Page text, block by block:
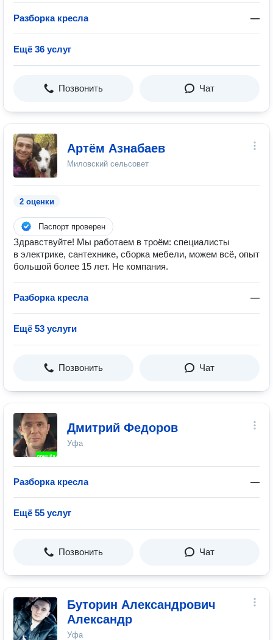
Разборка кресла —
Ещё 36 услуг
Позвонить Чат
Артём Азнабаев
Миловский сельсовет
2 оценки
Паспорт проверен
Здравствуйте! Мы работаем в троём: специалисты
в электрике, сантехнике, сборка мебели, можем всё, опыт
большой более 15 лет. Не компания.
Разборка кресла —
Ещё 53 услуги
Позвонить Чат
Дмитрий Федоров
Уфа
Разборка кресла —
Ещё 55 услуг
Позвонить Чат
Буторин Александрович
Александр
Уфа